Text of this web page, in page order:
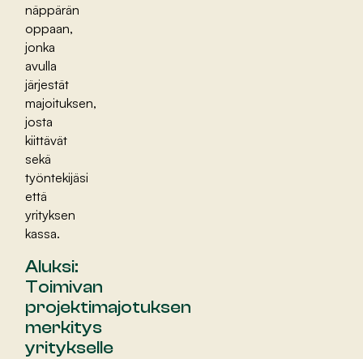
näppärän
oppaan,
jonka
avulla
järjestät
majoituksen,
josta
kiittävät
sekä
työntekijäsi
että
yrityksen
kassa.
Aluksi:
Toimivan
projektimajotuksen
merkitys
yritykselle